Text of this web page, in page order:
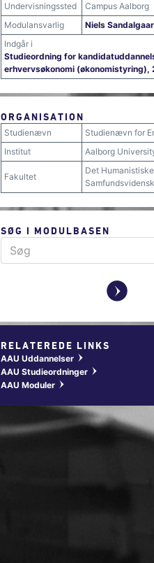
Undervisningssted
Campus Aalborg
Modulansvarlig
Niels
Indgår i
Studieordning for
erhvervsøkonomi (økonomistyring),
ORGANISATION
Studienævn
Studienævn for
Institut
Aalborg
Fakultet
Det
SØG I MODULBASEN
y
RELATEREDE LINKS
AAU Uddannelser w
AAU Studieordninger w
AAU Moduler w